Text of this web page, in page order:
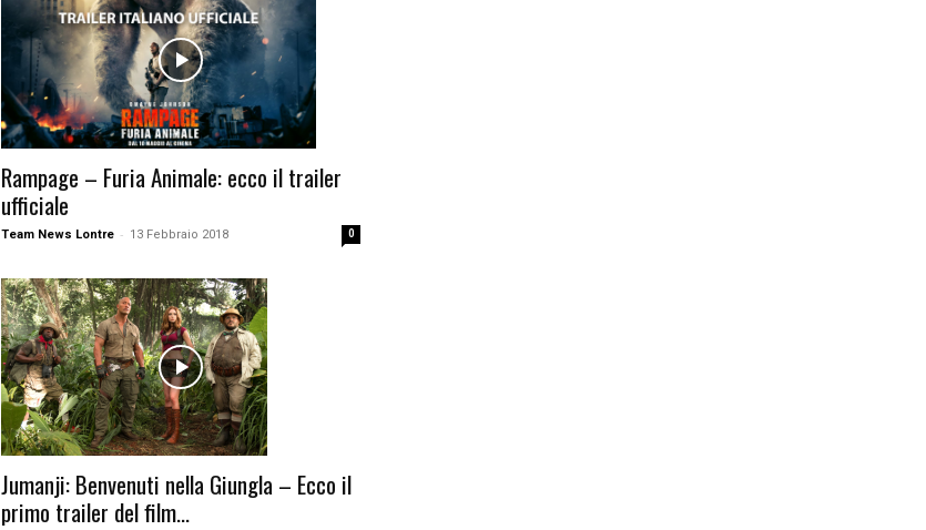
Rampage – Furia Animale: ecco il trailer
ufficiale
Team News Lontre - 13 Febbraio 2018 0
Jumanji: Benvenuti nella Giungla – Ecco il
primo trailer del film...